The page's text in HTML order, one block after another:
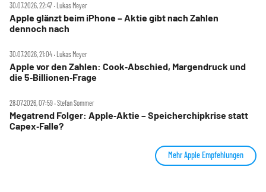
30.07.2026, 22:47 ‧ Lukas Meyer
Apple glänzt beim iPhone – Aktie gibt nach Zahlen
dennoch nach
30.07.2026, 21:04 ‧ Lukas Meyer
Apple vor den Zahlen: Cook‑Abschied, Margendruck und
die 5‑Billionen‑Frage
28.07.2026, 07:59 ‧ Stefan Sommer
Megatrend Folger: Apple‑Aktie – Speicherchipkrise statt
Capex‑Falle?
Mehr Apple Empfehlungen